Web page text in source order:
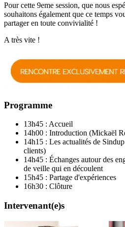
Pour cette 9eme session, que nous
souhaitons également que ce temps
partager en toute convivialité !
A très vite !
Programme
13h45 : Accueil
14h00 : Introduction (Mickaël
14h15 : Les actualités de
clients)
14h45 : Échanges autour des
de veille qui en découlent
15h45 : Partage d'expériences
16h30 : Clôture
Intervenant(e)s